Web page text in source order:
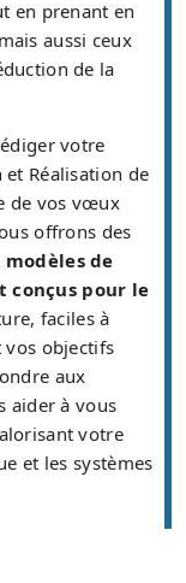
en prenant en
aussi ceux
de la
votre
Réalisation de
de vos vœux
offrons des
modèles de
pour le
faciles à
vos objectifs
aux
aider à vous
votre
et les systèmes